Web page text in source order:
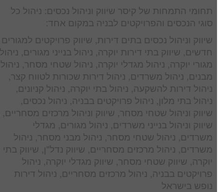
תחומי התמחות של קיסר שיווק וניהול נכסים: ניהול כל
סוגי הנכסים והפרויקטים לבניה במקום אחד:
שיווק וניהול נכסים בתים דירות, שיווק פרויקטים למגורים
חדשים, שיווק בתי דירות יוקרה, ניהול בנייני מגורים, ניהול
מגורי יוקרה, ניהול מגדלי יוקרה, ניהול שטחי מסחר, ניהול
מבנים, ניהול משרדים, ניהול דירות שכורות לטווח קצר,
ניהול דירות להשקעה, ניהול בתי יוקרה, ניהול קניונים,
ניהול בתי מלון, ניהול פרויקטים בבניה, ניהול נכסים,
שיווק וניהול שטחי מסחר, שיווק וניהול מרכזים מסחריים,
שיווק וניהול בנייני משרדים, ניהול מגורים, מגדלי
משרדים, ניהול שטחי מסחר, ניהול מבני מסחר, ניהול
משרדים, ניהול מרכזים מסחריים, שיווק נדל"ן, שיווק בתי
יוקרה, שיווק שטחי מסחר, שיווק מגדלי יוקרה, ניהול
פרויקטים בבניה, ניהול מרכזים מסחריים, ניהול דירות
נופש בישראל